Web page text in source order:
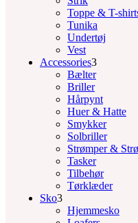
Toppe & T-
Tunika
Undertøj
Vest
Accessories3
Bælter
Briller
Hårpynt
Huer & Hatte
Smykker
Solbriller
Strømper &
Tasker
Tilbehør
Tørklæder
Sko3
Hjemmesko